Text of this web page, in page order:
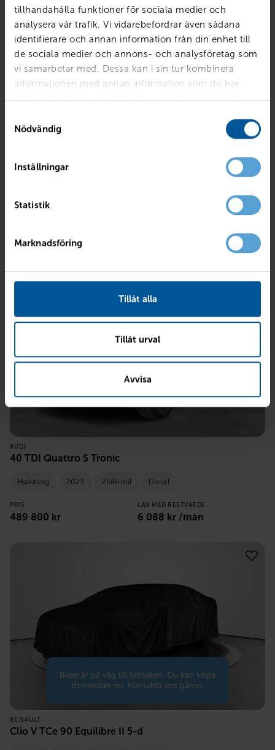
tillhandahålla funktioner för sociala medier och
analysera vår trafik. Vi vidarebefordrar även sådana
identifierare och annan information från din enhet till
de sociala medier och annons- och analysföretag som
vi samarbetar med. Dessa kan i sin tur kombinera
informationen med annan information som du har
tillhandahållit eller som de har samlat in när du har
Nödvändig
Inställningar
Statistik
Marknadsföring
Tillåt alla
Tillåt urval
Avvisa
Åtvidaberg
539 800kr
AUDI
40 TDI Quattro S Tronic
Hallsberg 2023 2686 mil Diesel
PRIS
489 800 kr
LÅN MED RESTVÄRDE
6 088 kr /mån
RENAULT
Clio V TCe 90 Equilibre II 5-d